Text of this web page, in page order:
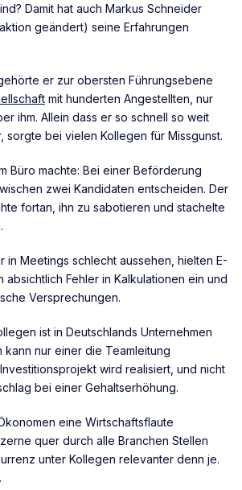
Damit hat auch Markus Schneider
geändert) seine Erfahrungen
er zur obersten Führungsebene
mit hunderten Angestellten, nur
ihm. Allein dass er so schnell so weit
sorgte bei vielen Kollegen für Missgunst.
Büro machte: Bei einer Beförderung
zwei Kandidaten entscheiden. Der
fortan, ihn zu sabotieren und stachelte
in Meetings schlecht aussehen, hielten E-
absichtlich Fehler in Kalkulationen ein und
Versprechungen.
ist in Deutschlands Unternehmen
kann nur einer die Teamleitung
wird realisiert, und nicht
bei einer Gehaltserhöhung.
eine Wirtschaftsflaute
quer durch alle Branchen Stellen
unter Kollegen relevanter denn je.